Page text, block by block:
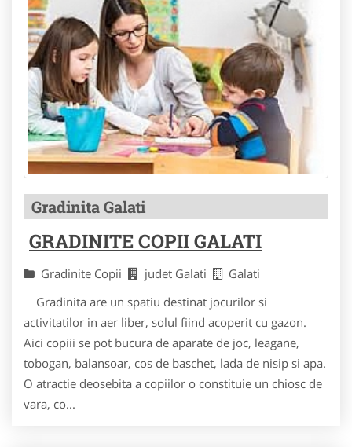
Gradinita Galati
GRADINITE COPII GALATI
Gradinite Copii judet Galati
Galati
Gradinita are un spatiu destinat jocurilor si
activitatilor in aer liber, solul fiind acoperit cu gazon.
Aici copiii se pot bucura de aparate de joc, leagane,
tobogan, balansoar, cos de baschet, lada de nisip si apa.
O atractie deosebita a copiilor o constituie un chiosc de
vara, co...